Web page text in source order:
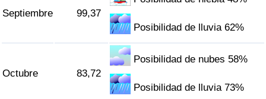
Septiembre 99,37
Posibilidad de lluvia 62%
Octubre 83,72
Posibilidad de nubes 58%
Posibilidad de lluvia 73%